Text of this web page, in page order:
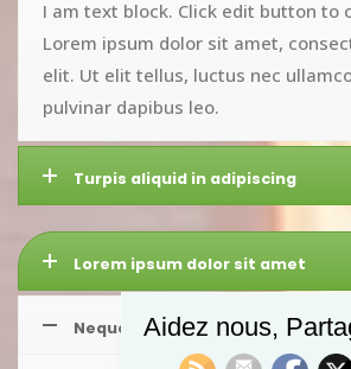
I am text block. Click edit button to
Lorem ipsum dolor sit amet,
elit. Ut elit tellus, luctus nec
pulvinar dapibus leo.
Turpis aliquid in adipiscing
Lorem ipsum dolor sit amet
Neque est etiam molestie
Aidez nous,